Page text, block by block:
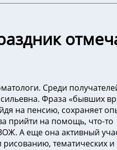
Среди
Фраза «бывших
на пенсию, сохраняет
прийти на помощь, что-то
А еще она активный
рисованию, тематических и